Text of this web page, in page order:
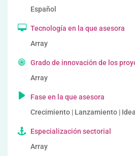
Español
Tecnología en la que asesora
Array
Grado de innovación de los
Array
Fase en la que asesora
Crecimiento | Lanzamiento |
Especialización sectorial
Array